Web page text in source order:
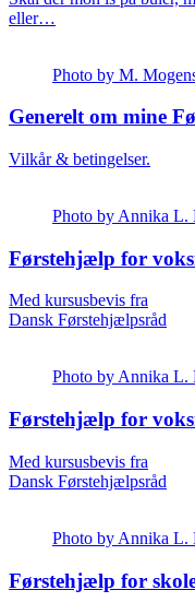
eller…
Photo by M.
Generelt om mine
Vilkår & betingelser.
Photo by Annika L.
Førstehjælp for
Med kursusbevis fra
Dansk Førstehjælpsråd
Photo by Annika L.
Førstehjælp for
Med kursusbevis fra
Dansk Førstehjælpsråd
Photo by Annika L.
Førstehjælp for